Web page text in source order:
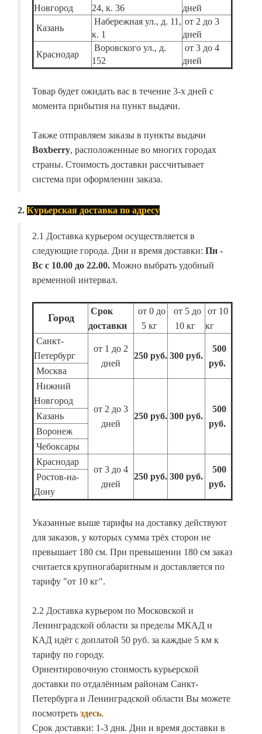
Новгород
24, к. 36
дней
Казань
Набережная ул., д. 11,
к. 1
от 2 до 3
дней
Краснодар
Воровского ул., д.
152
от 3 до 4
дней
Товар будет ожидать вас в течение 3-х дней с
момента прибытия на пункт выдачи.
Также отправляем заказы в пункты выдачи
Boxberry, расположенные во многих городах
страны. Стоимость доставки рассчитывает
система при оформлении заказа.
2. Курьерская доставка по адресу
2.1 Доставка курьером осуществляется в
следующие города. Дни и время доставки: Пн -
Вс с 10.00 до 22.00. Можно выбрать удобный
временной интервал.
Город
Срок
доставки
от 0 до
5 кг
от 5 до
10 кг
от 10
кг
Санкт-
Петербург
от 1 до 2
дней
250 руб. 300 руб.
500
руб.
Москва
Нижний
Новгород
от 2 до 3
дней
250 руб. 300 руб.
500
руб.
Казань
Воронеж
Чебоксары
Краснодар
от 3 до 4
дней
250 руб. 300 руб.
500
руб.
Ростов-на-
Дону
Указанные выше тарифы на доставку действуют
для заказов, у которых сумма трёх сторон не
превышает 180 см. При превышении 180 см заказ
считается крупногабаритным и доставляется по
тарифу "от 10 кг".
2.2 Доставка курьером по Московской и
Ленинградской области за пределы МКАД и
КАД идёт с доплатой 50 руб. за каждые 5 км к
тарифу по городу.
Ориентировочную стоимость курьерской
доставки по отдалённым районам Санкт-
Петербурга и Ленинградской области Вы можете
посмотреть здесь.
Срок доставки: 1-3 дня. Дни и время доставки в